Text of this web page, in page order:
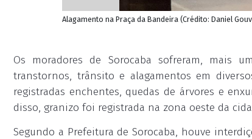
Alagamento na Praça da Bandeira (Crédito: Daniel
Os moradores de Sorocaba sofreram, mais
transtornos, trânsito e alagamentos em
registradas enchentes, quedas de árvores e
disso, granizo foi registrada na zona oeste da
Segundo a Prefeitura de Sorocaba, houve